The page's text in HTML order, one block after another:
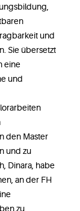
und
Sie übersetzt
eine
und
den Master
und zu
Dinara, habe
an der FH
zu